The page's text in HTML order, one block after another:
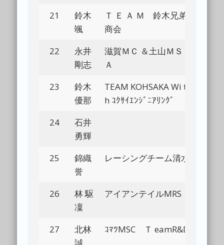
21
鈴木
颯
Ｔ Ｅ Ａ Ｍ 鈴木兄弟
商会
22
永井
剛志
滋賀ＭＣ ＆土山ＭＳ
Ａ
23
鈴木
優那
TEAM KOHSAKA Wi t
h ｺｸｻｲｴﾝｼﾞﾆｱﾘﾝｸﾞ
24
石井
勇輝
25
錦織
誉
レーシングチーム清水
26
林 駆
凜
アイアンテイルMRS
27
北林
ｺﾏﾂMSC Ｔ eamR&D